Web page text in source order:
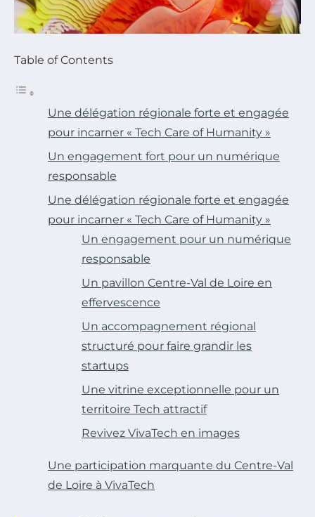
Table of Contents
Une délégation régionale forte et engagée
pour incarner « Tech Care of Humanity »
Un engagement fort pour un numérique
responsable
Une délégation régionale forte et engagée
pour incarner « Tech Care of Humanity »
Un engagement pour un numérique
responsable
Un pavillon Centre-Val de Loire en
effervescence
Un accompagnement régional
structuré pour faire grandir les
startups
Une vitrine exceptionnelle pour un
territoire Tech attractif
Revivez VivaTech en images
Une participation marquante du Centre-Val
de Loire à VivaTech